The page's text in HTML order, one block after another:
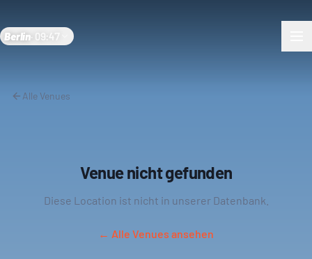
Berlin 09:47
Alle Venues
Venue nicht gefunden
Diese Location ist nicht in unserer Datenbank.
← Alle Venues ansehen